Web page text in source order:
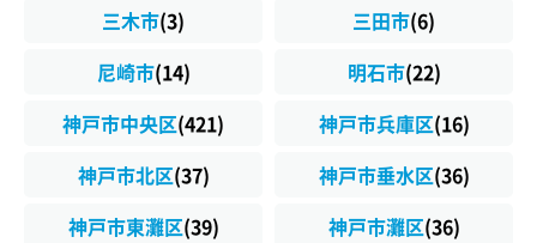
三木市(3) 三田市(6)
尼崎市(14) 明石市(22)
神戸市中央区(421) 神戸市兵庫区(16)
神戸市北区(37) 神戸市垂水区(36)
神戸市東灘区(39) 神戸市灘区(36)